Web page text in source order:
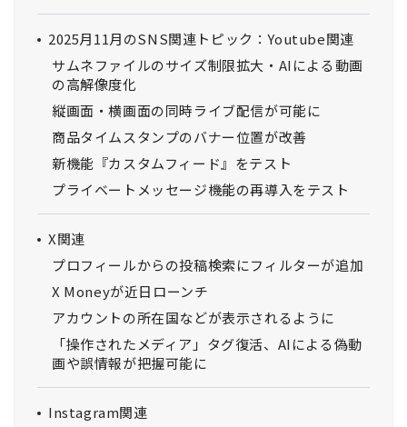
2025月11月のSNS関連トピック：Youtube関連
サムネファイルのサイズ制限拡大・AIによる動画
の高解像度化
縦画面・横画面の同時ライブ配信が可能に
商品タイムスタンプのバナー位置が改善
新機能『カスタムフィード』をテスト
プライベートメッセージ機能の再導入をテスト
X関連
プロフィールからの投稿検索にフィルターが追加
X Moneyが近日ローンチ
アカウントの所在国などが表示されるように
「操作されたメディア」タグ復活、AIによる偽動
画や誤情報が把握可能に
Instagram関連